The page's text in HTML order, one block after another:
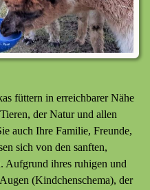
füttern in erreichbarer Nähe
der Natur und allen
auch Ihre Familie, Freunde,
sich von den sanften,
Aufgrund ihres ruhigen und
(Kindchenschema), der